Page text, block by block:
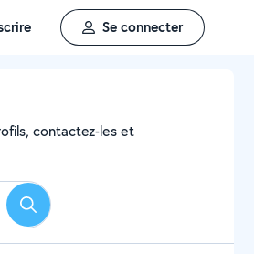
Se connecter
contactez-les et
Rechercher